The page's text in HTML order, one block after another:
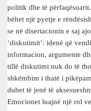
politik dhe të
bëhet një pyetje e
se në disertacionin e saj
‘diskutimit’: idenë që
informacion, argumente
tillë diskutimi nuk do të
shkëmbim i thatë i
duhet të jenë të
Emocionet luajnë një rol